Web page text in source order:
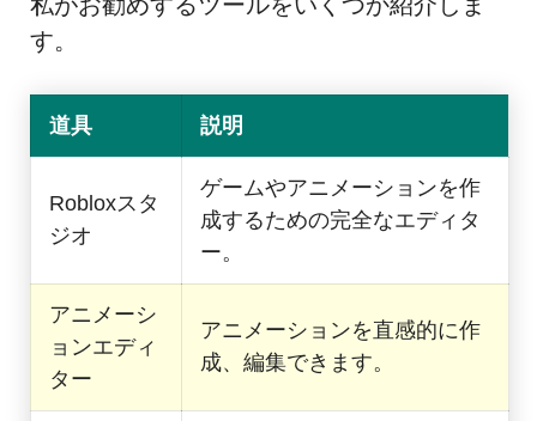
す。
道具 説明
Robloxスタ
ジオ
ゲームやアニメーションを作
成するための完全なエディタ
ー。
アニメーシ
ョンエディ
ター
アニメーションを直感的に作
成、編集できます。